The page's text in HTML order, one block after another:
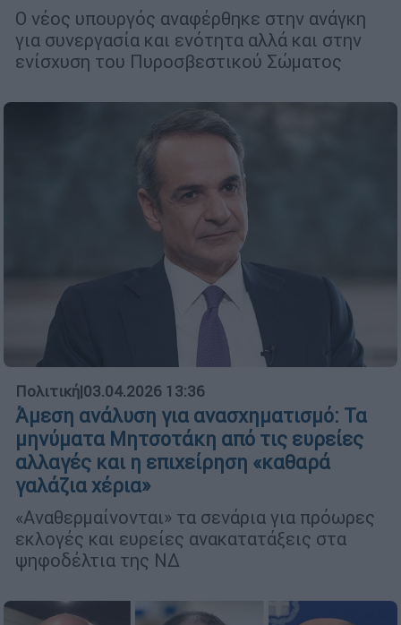
Ο νέος υπουργός αναφέρθηκε στην ανάγκη
για συνεργασία και ενότητα αλλά και στην
ενίσχυση του Πυροσβεστικού Σώματος
Πολιτική|03.04.2026 13:36
Άμεση ανάλυση για ανασχηματισμό: Τα
μηνύματα Μητσοτάκη από τις ευρείες
αλλαγές και η επιχείρηση «καθαρά
γαλάζια χέρια»
«Αναθερμαίνονται» τα σενάρια για πρόωρες
εκλογές και ευρείες ανακατατάξεις στα
ψηφοδέλτια της ΝΔ